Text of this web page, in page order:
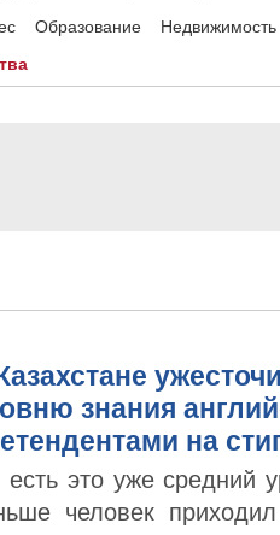
Образование
Недвижимость
знания
на
есть это уже средний
человек